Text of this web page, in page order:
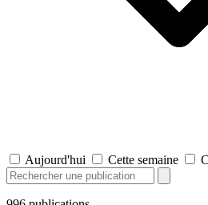
Aujourd'hui Cette semaine